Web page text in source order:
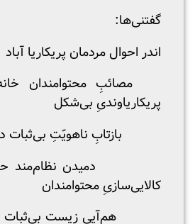
گفتنی‌ها:
اندر احوال مردمان پریکاریا آباد
مصائب ِمحتوامندان
پریکاریاوندی بیشکل
بازتاب ناهویت بیثبات
دمیدن نظاممند
کالاییسازی محتوامندان
همآیی زیست بیثبات